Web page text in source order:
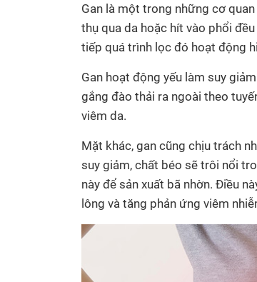
Gan là một trong những cơ
thụ qua da hoặc hít vào phổi
tiếp quá trình lọc đó hoạt động
Gan hoạt động yếu làm suy
gắng đào thải ra ngoài theo
viêm da.
Mặt khác, gan cũng chịu trách
suy giảm, chất béo sẽ trôi nổi
này để sản xuất bã nhờn. Điều
lông và tăng phản ứng viêm